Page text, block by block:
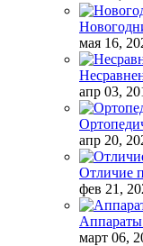
мая 16,
апр 03,
апр 20,
Отличие
фев 21,
Аппараты
март 06,